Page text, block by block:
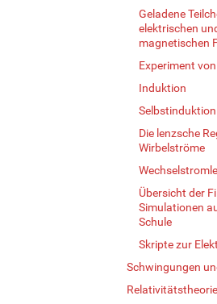
Geladene
elektrischen
magnetischen
Experiment
Induktion
Selbstinduktion
Die lenzsche
Wirbelströme
Übersicht der
Simulationen
Schule
Skripte zur
Schwingungen
Relativitätstheorie